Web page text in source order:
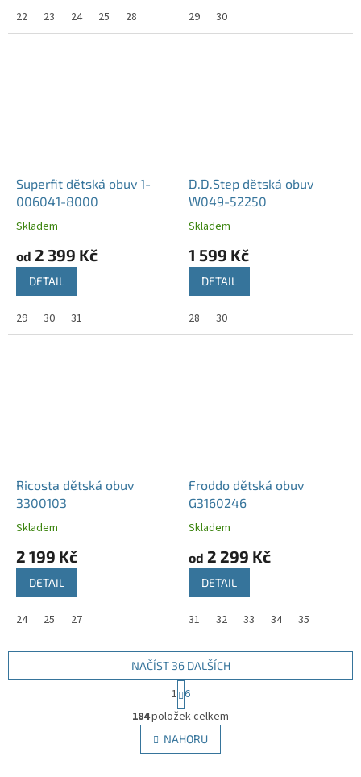
22 23 24 25 28 29 30
Superfit dětská obuv 1-
006041-8000
Skladem
od 2 399 Kč
DETAIL
29 30 31
D.D.Step dětská obuv
W049-52250
Skladem
1 599 Kč
DETAIL
28 30
Ricosta dětská obuv
3300103
Skladem
2 199 Kč
DETAIL
24 25 27
Froddo dětská obuv
G3160246
Skladem
od 2 299 Kč
DETAIL
31 32 33 34 35
O
v
l
á
NAČÍST 36 DALŠÍCH
S
t
r
á
n
k
1 6
184položek celkem
NAHORU